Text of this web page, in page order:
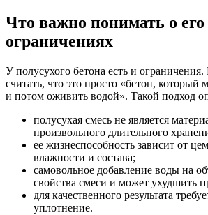
Что важно понимать о его
ограничениях
У полусухого бетона есть и
считать, что это просто «бетон, который
и потом оживить водой». Такой подход
полусухая смесь не является
произвольного длительного
ее жизнеспособность зависит от
влажности и состава;
самовольное добавление воды на
свойства смеси и может ухудшить
для качественного результата
уплотнение.